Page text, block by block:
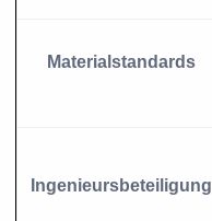
Materialstandards
Ingenieursbeteiligung